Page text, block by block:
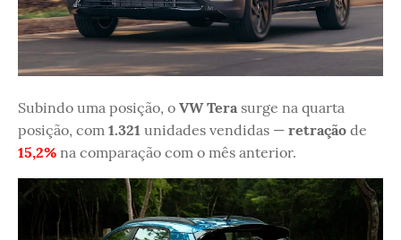
Subindo uma posição, o VW Tera surge na quarta
posição, com 1.321 unidades vendidas — retração de
15,2% na comparação com o mês anterior.